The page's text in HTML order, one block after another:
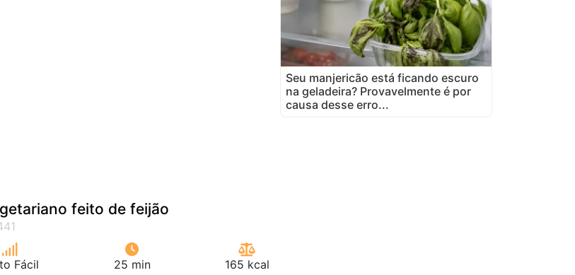
feito de feijão
Fácil 25 min 165 kcal
Seu manjericão está ficando escuro
na geladeira? Provavelmente é por
causa desse erro...